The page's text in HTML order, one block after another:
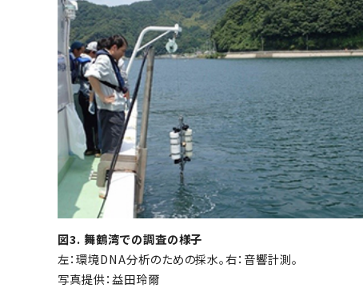
図3. 舞鶴湾での調査の様子
左：環境DNA分析のための採水。右：音響計測。
写真提供：益田玲爾